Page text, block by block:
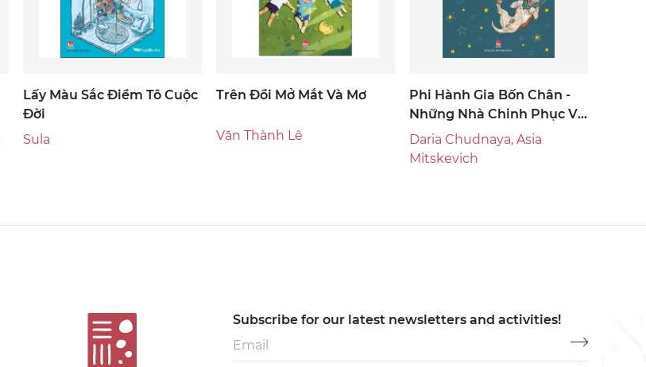
Lấy Màu Sắc Điểm Tô Cuộc
Đời
Sula
Trên Đồi Mở Mắt Và Mơ
Văn Thành Lê
Phi Hành Gia Bốn Chân -
Những Nhà Chinh Phục Vũ
Trụ Đầu Tiên
Daria Chudnaya, Asia
Mitskevich
Subscribe for our latest newsletters and activities!